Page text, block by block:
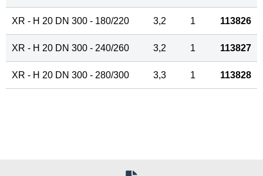
XR - H 20 DN 300 - 180/220 3,2 1 113826
XR - H 20 DN 300 - 240/260 3,2 1 113827
XR - H 20 DN 300 - 280/300 3,3 1 113828